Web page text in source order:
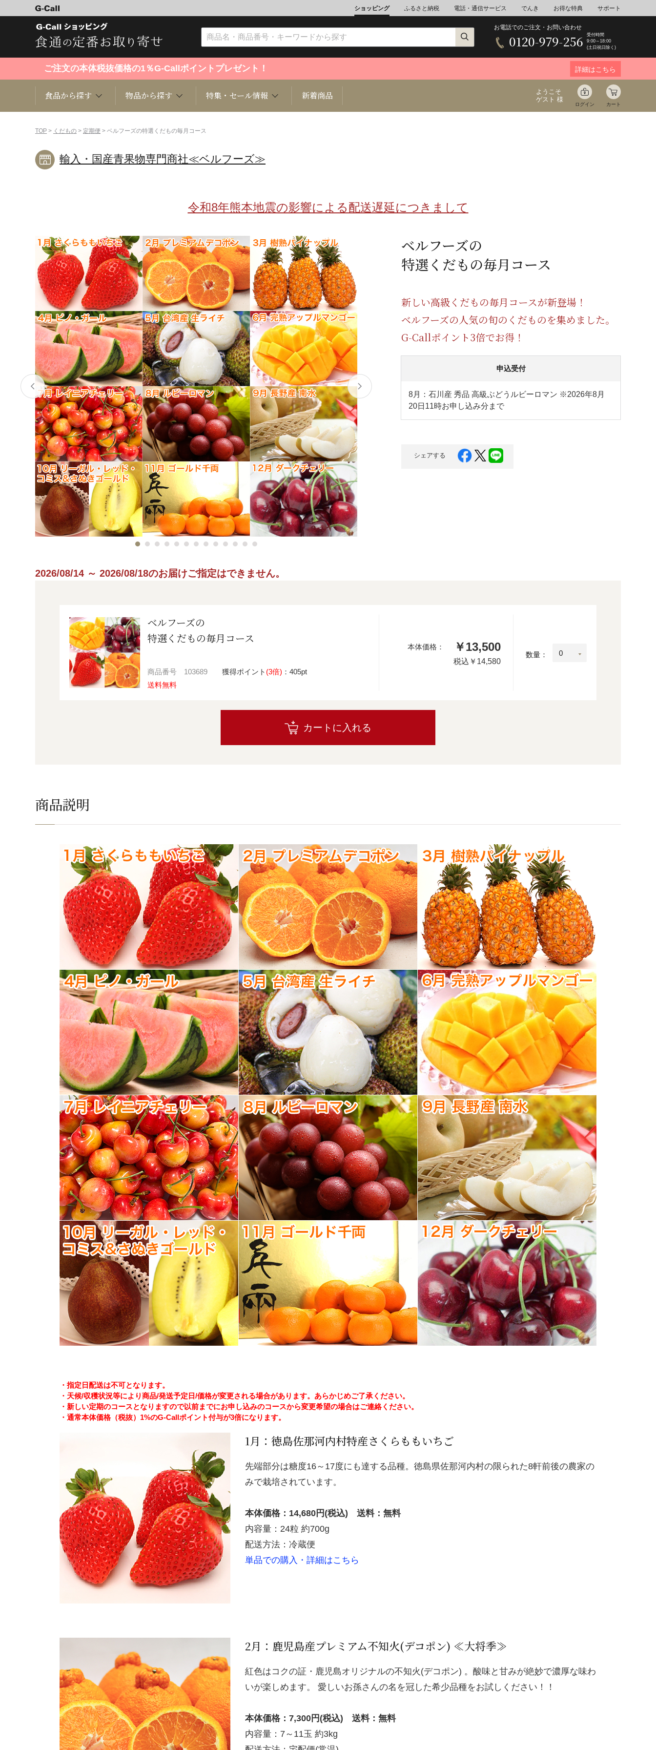
ショッピング ふるさと納税 電話・通信サービス でんき お得な特典 サポート
お電話でのご注文・お問い合わせ
0120-979-256
受付時間
9:00～18:00
(土日祝日除く)
ご注文の本体税抜価格の1％G-Callポイントプレゼント！ 詳細はこちら
食品から探す
くだもの お米
鍋 旬の食材 ギフト 豊洲お取り寄せ
産地検索
物品から探す
趣味・雑貨 芸能・文化
健康/美容 ペット関連
特集・セール情報 新着商品
ようこそ
ゲスト 様
ログイン カート
TOP > くだもの > 定期便 > ベルフーズの特選くだもの毎月コース
輸入・国産青果物専門商社≪ベルフーズ≫
令和8年熊本地震の影響による配送遅延につきまして
ベルフーズの
特選くだもの毎月コース
新しい高級くだもの毎月コースが新登場！
ベルフーズの人気の旬のくだものを集めました。
G-Callポイント3倍でお得！
申込受付
8月：石川産 秀品 高級ぶどうルビーロマン ※2026年8月
20日11時お申し込み分まで
シェアする
2026/08/14 ～ 2026/08/18のお届けご指定はできません。
ベルフーズの
特選くだもの毎月コース
商品番号 103689 獲得ポイント (3倍) ：405pt
送料無料
本体価格： ￥13,500
税込 ￥14,580
数量：
カートに入れる
商品説明
・指定日配送は不可となります。
・天候/収穫状況等により商品/発送予定日/価格が変更される場合があります。あらかじめご了承ください。
・新しい定期のコースとなりますので以前までにお申し込みのコースから変更希望の場合はご連絡ください。
・通常本体価格（税抜）1%のG-Callポイント付与が3倍になります。
1月：徳島佐那河内村特産さくらももいちご
先端部分は糖度16～17度にも達する品種。徳島県佐那河内村の限られた8軒前後の農家の
みで栽培されています。
本体価格：14,680円(税込) 送料：無料
内容量：24粒 約700g
配送方法：冷蔵便
単品での購入・詳細はこちら
2月：鹿児島産プレミアム不知火(デコポン) ≪大将季≫
紅色はコクの証・鹿児島オリジナルの不知火(デコポン) 。酸味と甘みが絶妙で濃厚な味わ
いが楽しめます。 愛しいお孫さんの名を冠した希少品種をお試しください！！
本体価格：7,300円(税込) 送料：無料
内容量：7～11玉 約3kg